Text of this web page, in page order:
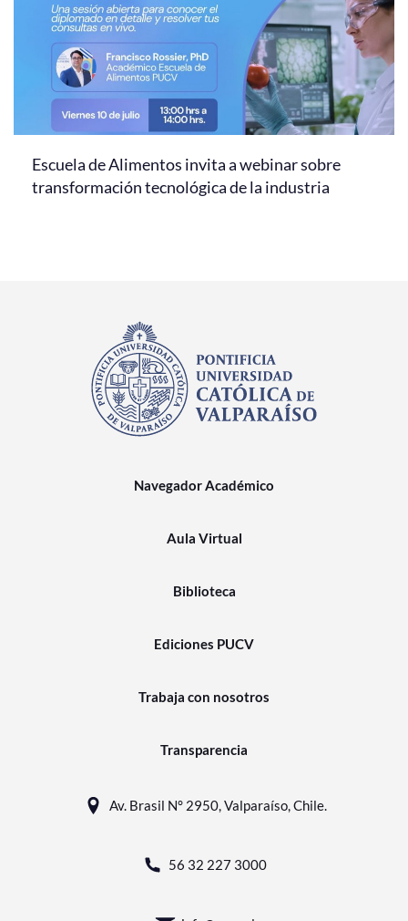
Escuela de Alimentos invita a webinar sobre
transformación tecnológica de la industria
Navegador Académico
Aula Virtual
Biblioteca
Ediciones PUCV
Trabaja con nosotros
Transparencia
Av. Brasil N° 2950, Valparaíso, Chile.
56 32 227 3000